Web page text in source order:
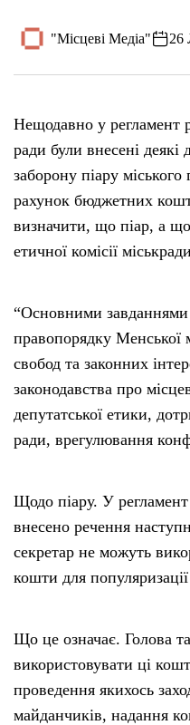
"Місцеві Медіа" 26
Нещодавно у регламент
ради були внесені
заборону піару
рахунок бюджетних
визначити, що піар, а
етичної комісії
“Основними завданнями
правопорядку Менської
свобод та законних
законодавства про
депутатської етики,
ради, врегулювання
Щодо піару. У регламент
внесено речення
секретар не можуть
кошти для популяризації
Що це означає. Голова
використовувати ці
проведення якихось
майданчиків, надання